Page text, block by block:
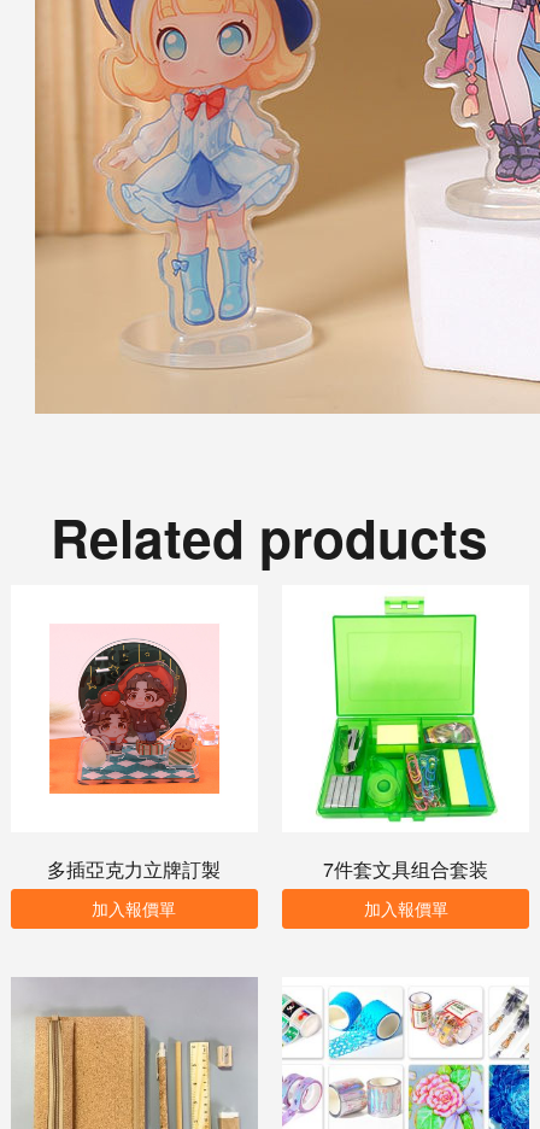
Related products
多插亞克力立牌訂製
加入報價單
7件套文具组合套装
加入報價單